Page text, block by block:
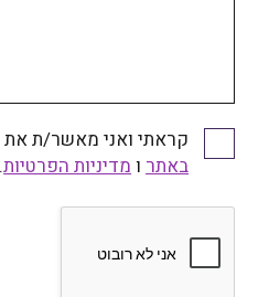
קראתי ואני מאשר/ת את
ומדיניות הפרטיות
קראתי ואני מאשר/ת את
באתר ו מדיניות הפרטיות.